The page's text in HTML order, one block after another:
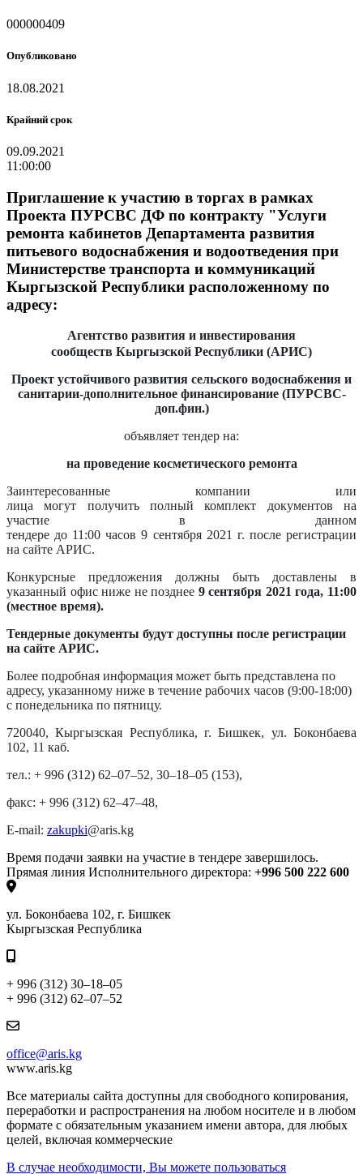
000000409
Опубликовано
18.08.2021
Крайний срок
09.09.2021
11:00:00
Приглашение к участию в торгах в рамках
Проекта ПУРСВС ДФ по контракту "Услуги
ремонта кабинетов Департамента развития
питьевого водоснабжения и водоотведения при
Министерстве транспорта и коммуникаций
Кыргызской Республики расположенному по
адресу:
Агентство развития и инвестирования
сообществ Кыргызской Республики (АРИС)
Проект устойчивого развития сельского водоснабжения и
санитарии-дополнительное финансирование(ПУРСВС-
доп.фин.)
объявляет тендер на:
на проведение косметического ремонта
Заинтересованные компании или
лица
могут получить полный комплект документов
на
участие в данном
тендере до 11 :00 часов 9 сентября 2021 г. после регистрации
на сайте АРИС.
Конкурсные предложения должны быть доставлены в
указанный офис ниже не позднее 9сентября 2021 года, 11:00
(местное время).
Тендерные документы будут доступны после регистрации
на сайте АРИС.
Более подробная информация может быть представлена по
адресу, указанному ниже в течение рабочих часов (9:00-18:00)
с понедельника по пятницу.
720040, Кыргызская Республика, г. Бишкек, ул. Боконбаева
102, 11 каб.
тел.: + 996 (312) 62–07–52, 30–18–05 (153),
факс: + 996 (312) 62–47–48,
E-mail: zakupki@aris.kg
Время подачи заявки на участие в тендере завершилось.
Прямая линия Исполнительного директора: +996 500 222 600
ул. Боконбаева 102, г. Бишкек
Кыргызская Республика
+ 996 (312) 30–18–05
+ 996 (312) 62–07–52
office@aris.kg
www.aris.kg
Все материалы сайта доступны для свободного копирования,
переработки и распространения на любом носителе и в любом
формате с обязательным указанием имени автора, для любых
целей, включая коммерческие
В случае необходимости, Вы можете пользоваться